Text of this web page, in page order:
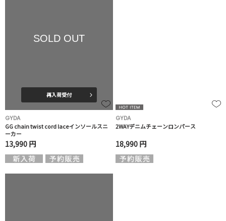
SOLD OUT
再入荷受付
GYDA
GG chain twist cord laceインソールスニ
ーカー
13,990 円
GYDA
2WAYデニムチェーンロンパース
18,990 円